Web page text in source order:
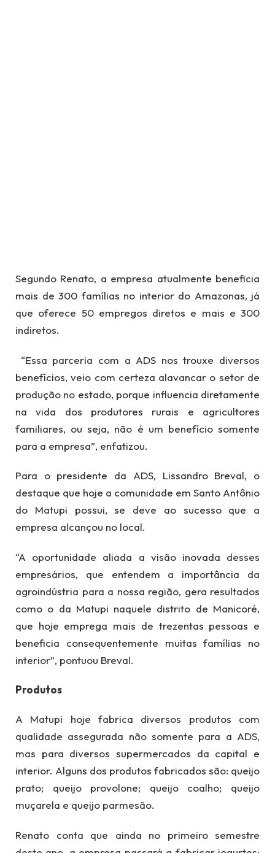
Segundo Renato, a empresa atualmente beneficia
mais de 300 famílias no interior do Amazonas, já
que oferece 50 empregos diretos e mais e 300
indiretos.
“Essa parceria com a ADS nos trouxe diversos
benefícios, veio com certeza alavancar o setor de
produção no estado, porque influencia diretamente
na vida dos produtores rurais e agricultores
familiares, ou seja, não é um benefício somente
para a empresa”, enfatizou.
Para o presidente da ADS, Lissandro Breval, o
destaque que hoje a comunidade em Santo Antônio
do Matupi possui, se deve ao sucesso que a
empresa alcançou no local.
“A oportunidade aliada a visão inovada desses
empresários, que entendem a importância da
agroindústria para a nossa região, gera resultados
como o da Matupi naquele distrito de Manicoré,
que hoje emprega mais de trezentas pessoas e
beneficia consequentemente muitas famílias no
interior”, pontuou Breval.
Produtos
A Matupi hoje fabrica diversos produtos com
qualidade assegurada não somente para a ADS,
mas para diversos supermercados da capital e
interior. Alguns dos produtos fabricados são: queijo
prato; queijo provolone; queijo coalho; queijo
muçarela e queijo parmesão.
Renato conta que ainda no primeiro semestre